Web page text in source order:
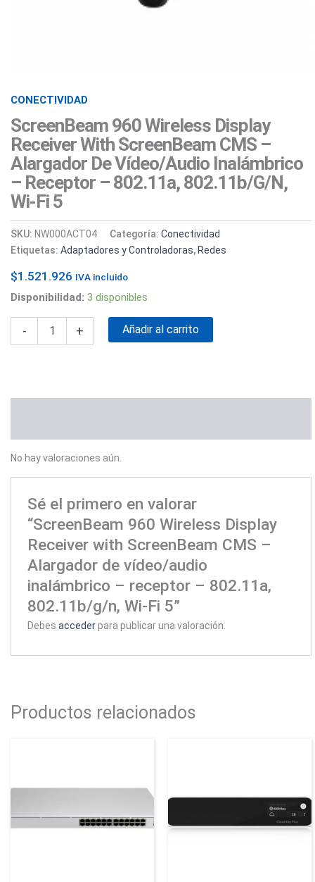
CONECTIVIDAD
ScreenBeam 960 Wireless Display
Receiver With ScreenBeam CMS –
Alargador De Vídeo/audio Inalámbrico
– Receptor – 802.11a, 802.11b/g/n,
Wi-Fi 5
SKU: NW000ACT04 Categoría: Conectividad
Etiquetas: Adaptadores y Controladoras, Redes
$1.521.926 IVA incluido
Disponibilidad: 3 disponibles
- + Añadir al carrito
No hay valoraciones aún.
Sé el primero en valorar
“ScreenBeam 960 Wireless Display
Receiver with ScreenBeam CMS –
Alargador de vídeo/audio
inalámbrico – receptor – 802.11a,
802.11b/g/n, Wi-Fi 5”
Debesaccederpara publicar una valoración.
Productos relacionados